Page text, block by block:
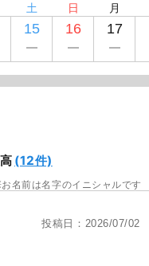
土
15
日
16
月
17
(12件)
お名前は名字のイニシャルです
投稿日 2026/07/02